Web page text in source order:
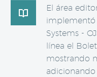

El área
implementó
Systems -
línea el
mostrando